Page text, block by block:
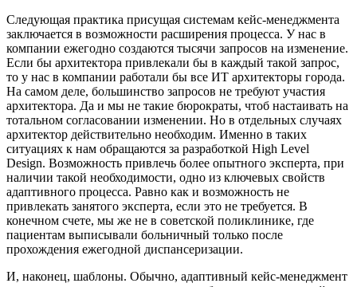
Следующая практика присущая системам кейс-менеджмента
заключается в возможности расширения процесса. У нас в
компании ежегодно создаются тысячи запросов на изменение.
Если бы архитектора привлекали бы в каждый такой запрос,
то у нас в компании работали бы все ИТ архитекторы города.
На самом деле, большинство запросов не требуют участия
архитектора. Да и мы не такие бюрократы, чтоб настаивать на
тотальном согласовании изменении. Но в отдельных случаях
архитектор действительно необходим. Именно в таких
ситуациях к нам обращаются за разработкой High Level
Design. Возможность привлечь более опытного эксперта, при
наличии такой необходимости, одно из ключевых свойств
адаптивного процесса. Равно как и возможность не
привлекать занятого эксперта, если это не требуется. В
конечном счете, мы же не в советской поликлинике, где
пациентам выписывали больничный только после
прохождения ежегодной диспансеризации.
И, наконец, шаблоны. Обычно, адаптивный кейс-менеджмент